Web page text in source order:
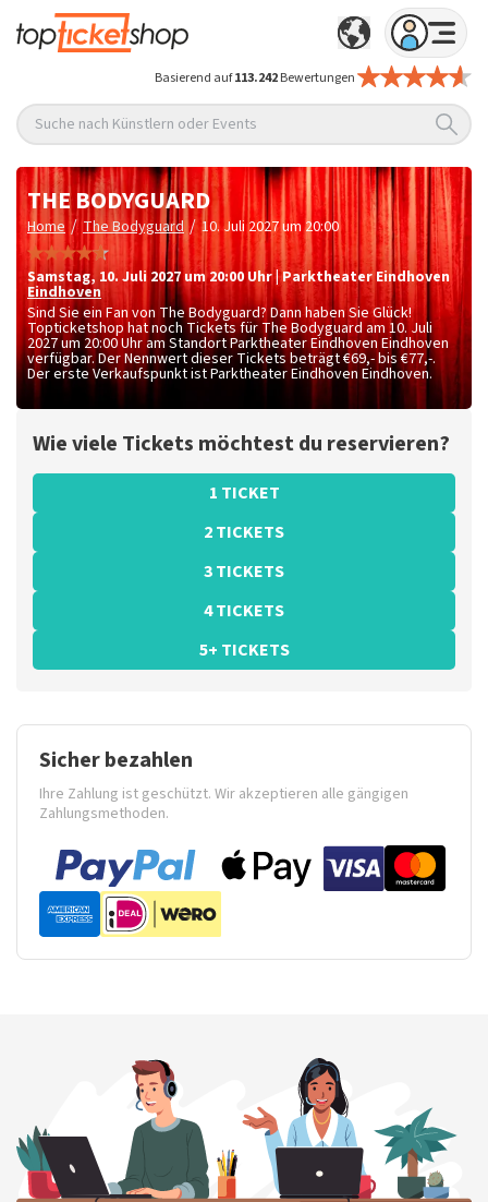
Basierend auf113.242Bewertungen
Suche nach Künstlern oder Events
THE BODYGUARD
Home / The Bodyguard / 10. Juli 2027 um 20:00
Samstag, 10. Juli 2027 um 20:00 Uhr|Parktheater Eindhoven
Eindhoven
Sind Sie ein Fan von The Bodyguard? Dann haben Sie Glück!
Topticketshop hat noch Tickets für The Bodyguard am 10. Juli
2027 um 20:00 Uhr am Standort Parktheater Eindhoven Eindhoven
verfügbar. Der Nennwert dieser Tickets beträgt€69,- bis €77,-.
Der erste Verkaufspunkt ist Parktheater Eindhoven Eindhoven.
Wie viele Tickets möchtest du reservieren?
1 TICKET
2 TICKETS
3 TICKETS
4 TICKETS
5+ TICKETS
Sicher bezahlen
Ihre Zahlung ist geschützt. Wir akzeptieren alle gängigen
Zahlungsmethoden.